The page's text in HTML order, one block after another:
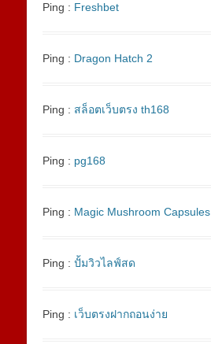
Ping : Freshbet
Ping : Dragon Hatch 2
Ping : สล็อตเว็บตรง th168
Ping : pg168
Ping : Magic Mushroom Capsules
Ping : ปั้มวิวไลฟ์สด
Ping : เว็บตรงฝากถอนง่าย